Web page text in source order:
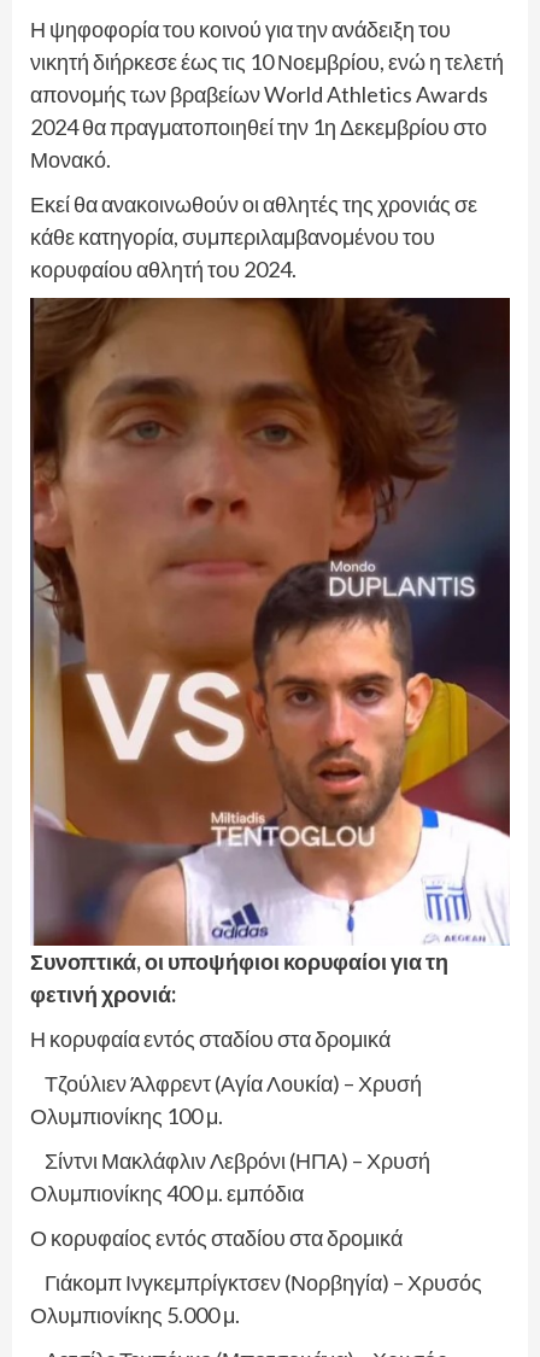
Η ψηφοφορία του κοινού για την ανάδειξη του
νικητή διήρκεσε έως τις 10 Νοεμβρίου, ενώ η τελετή
απονομής των βραβείων World Athletics Awards
2024 θα πραγματοποιηθεί την 1η Δεκεμβρίου στο
Μονακό.
Εκεί θα ανακοινωθούν οι αθλητές της χρονιάς σε
κάθε κατηγορία, συμπεριλαμβανομένου του
κορυφαίου αθλητή του 2024.
Συνοπτικά, οι υποψήφιοι κορυφαίοι για τη
φετινή χρονιά:
Η κορυφαία εντός σταδίου στα δρομικά
Τζούλιεν Άλφρεντ (Αγία Λουκία) – Χρυσή
Ολυμπιονίκης 100 μ.
Σίντνι Μακλάφλιν Λεβρόνι (ΗΠΑ) – Χρυσή
Ολυμπιονίκης 400 μ. εμπόδια
Ο κορυφαίος εντός σταδίου στα δρομικά
Γιάκομπ Ινγκεμπρίγκτσεν (Νορβηγία) – Χρυσός
Ολυμπιονίκης 5.000 μ.